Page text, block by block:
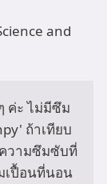
and
ค่ะ ไม่มีซึม
ถ้าเทียบ
วามซึมซับที่
เปื้อนที่นอน